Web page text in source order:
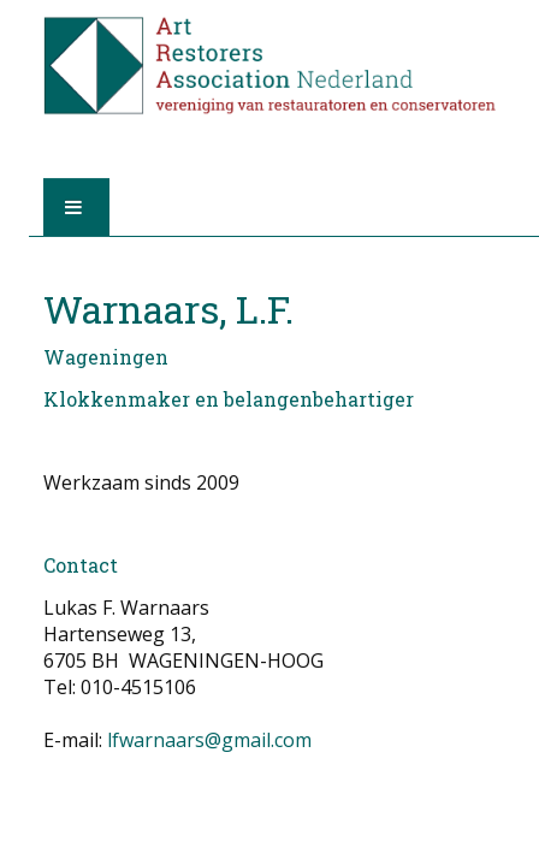
OVER A.R.A.
DE RESTAURATOREN
EDUCATIE
NIEUWS
CONTACT
Selecteer de taal
Warnaars, L.F.
Wageningen
Klokkenmaker en belangenbehartiger
Werkzaam sinds 2009
Contact
Lukas F. Warnaars
Hartenseweg 13,
6705 BH WAGENINGEN-HOOG
Tel: 010-4515106
E-mail: lfwarnaars@gmail.com